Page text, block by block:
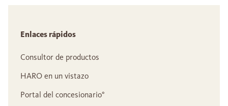
Enlaces rápidos
Consultor de productos
HARO en un vistazo
Portal del concesionario°